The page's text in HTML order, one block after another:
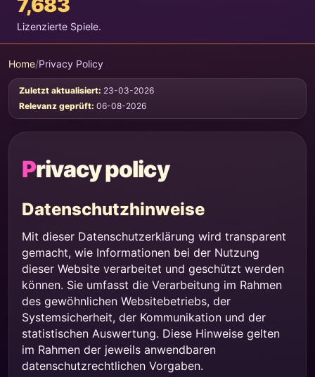
7,683
Lizenzierte Spiele.
Home/Privacy Policy
Zuletzt aktualisiert: 23-03-2026
Relevanz geprüft: 06-08-2026
Privacy policy
Datenschutzhinweise
Mit dieser Datenschutzerklärung wird transparent
gemacht, wie Informationen bei der Nutzung
dieser Website verarbeitet und geschützt werden
können. Sie umfasst die Verarbeitung im Rahmen
des gewöhnlichen Websitebetriebs, der
Systemsicherheit, der Kommunikation und der
statistischen Auswertung. Diese Hinweise gelten
im Rahmen der jeweils anwendbaren
datenschutzrechtlichen Vorgaben.